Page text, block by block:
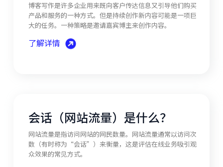
博客写作是许多企业用来既向客户传达信息又引导他们购买
产品和服务的一种方式。但是持续创作新内容可能是一项巨
大的任务。一种策略是邀请嘉宾博主来创作内容。
了解详情
会话（网站流量）是什么？
网站流量是指访问网站的网民数量。网站流量通常以访问次
数（有时称为“会话”）来衡量，这是评估在线业务吸引观
众效果的常见方式。